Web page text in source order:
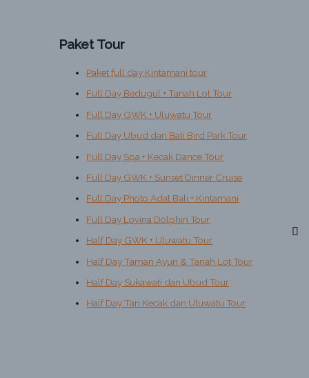
Paket Tour
Paket full day Kintamani tour
Full Day Bedugul + Tanah Lot Tour
Full Day GWK + Uluwatu Tour
Full Day Ubud dan Bali Bird Park Tour
Full Day Spa + Kecak Dance Tour
Full Day GWK + Sunset Dinner Cruise
Full Day Photo Adat Bali + Kintamani
Full Day Lovina Dolphin Tour
Half Day GWK + Uluwatu Tour
Half Day Taman Ayun & Tanah Lot Tour
Half Day Sukawati dan Ubud Tour
Half Day Tari Kecak dan Uluwatu Tour